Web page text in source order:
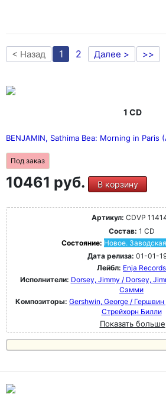
< Назад 1 2 Далее > >>
1 CD
BENJAMIN, Sathima Bea: Morning in Paris
Под заказ
10461 руб. В корзину
Артикул: CDVP
Состав: 1 CD
Состояние: Новое.
Дата релиза: 01-01-
Лейбл: Enja Records
Исполнители: Dorsey, Jimmy / Dorsey,
Сэмми
Композиторы: Gershwin, George /
Стрейхорн Билли
Показать больше